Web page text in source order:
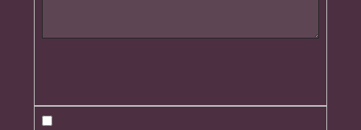
Privacidad